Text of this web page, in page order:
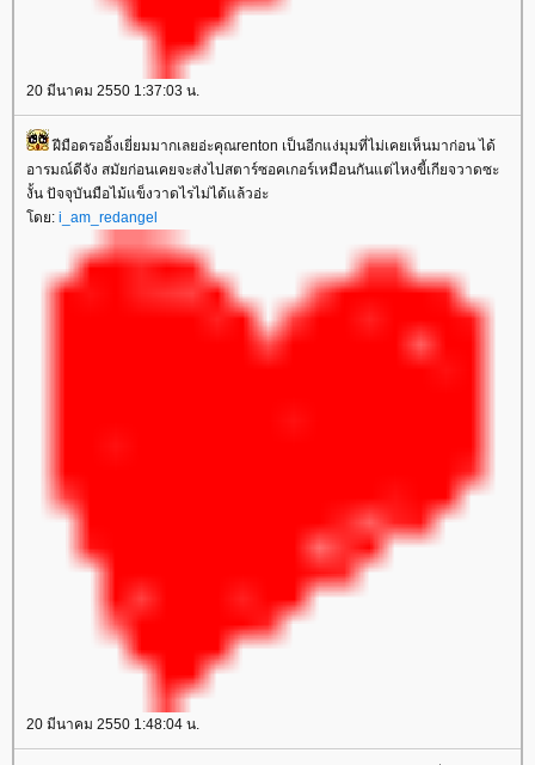
20 มีนาคม 2550 1:37:03 น.
ฝีมือดรออิ้งเยี่ยมมากเลยอ่ะคุณrenton เป็นอีกแง่มุมที่ไม่เคยเห็นมาก่อน ได้
อารมณ์ดีจัง สมัยก่อนเคยจะส่งไปสตาร์ซอคเกอร์เหมือนกันแต่ไหงขี้เกียจวาดซะ
งั้น ปัจจุบันมือไม้แข็งวาดไรไม่ได้แล้วอ่ะ
ดย: i_am_redangel
20 มีนาคม 2550 1:48:04 น.